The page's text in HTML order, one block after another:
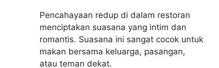
Pencahayaan redup di dalam restoran
menciptakan suasana yang intim dan
romantis. Suasana ini sangat cocok untuk
makan bersama keluarga, pasangan,
atau teman dekat.